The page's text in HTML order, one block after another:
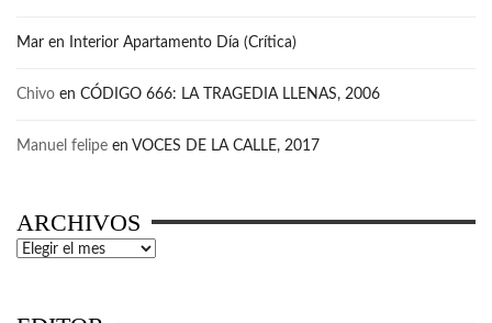
Mar en Interior Apartamento Día (Crítica)
Chivo en CÓDIGO 666: LA TRAGEDIA LLENAS, 2006
Manuel felipe en VOCES DE LA CALLE, 2017
ARCHIVOS
Archivos